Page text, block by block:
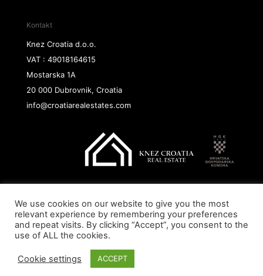
Kontakt
Knez Croatia d.o.o.
VAT : 49018164615
Mostarska 1A
20 000 Dubrovnik, Croatia
info@croatiarealestates.com
Copyright@ 2026 Knez Croatia d.o.o.
We use cookies on our website to give you the most
relevant experience by remembering your preferences
and repeat visits. By clicking “Accept”, you consent to the
use of ALL the cookies.
Cookie settings ACCEPT